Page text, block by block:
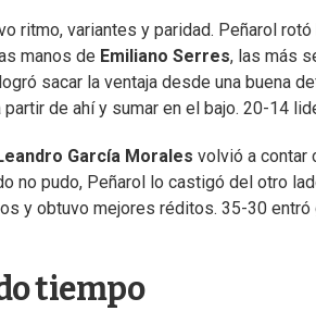
ritmo, variantes y paridad. Peñarol
manos de Emiliano Serres, las más
sacar la ventaja desde una buena
partir de ahí y sumar en el bajo. 20-14
García Morales volvió a contar
no pudo, Peñarol lo castigó del otro
y obtuvo mejores réditos. 35-30 entró
tiempo